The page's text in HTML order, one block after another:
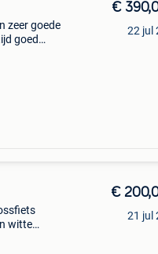
zeer goede
goed
€
22 jul
witte
€
21 jul